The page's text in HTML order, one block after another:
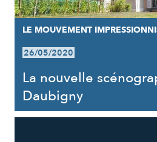
LE MOUVEMENT
26/05/2020
La nouvelle
Daubigny